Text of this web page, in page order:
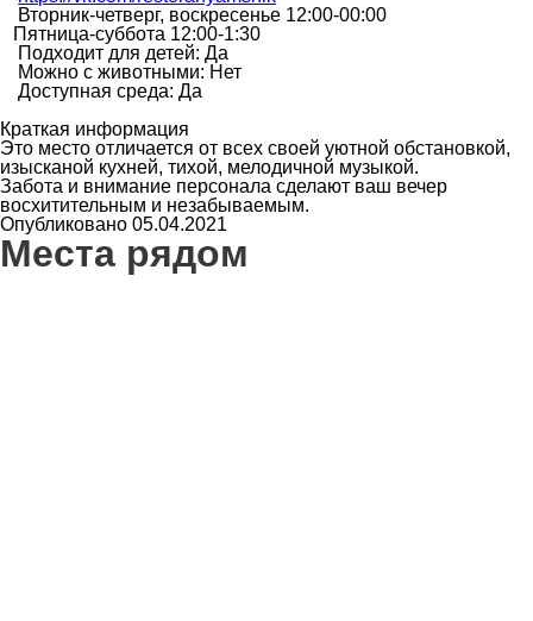
Вторник-четверг, воскресенье 12:00-00:00
Пятница-суббота 12:00-1:30
Подходит для детей: Да
Можно с животными: Нет
Доступная среда: Да
Краткая информация
Это место отличается от всех своей уютной обстановкой,
изысканой кухней, тихой, мелодичной музыкой.
Забота и внимание персонала сделают ваш вечер
восхитительным и незабываемым.
Опубликовано 05.04.2021
Места рядом